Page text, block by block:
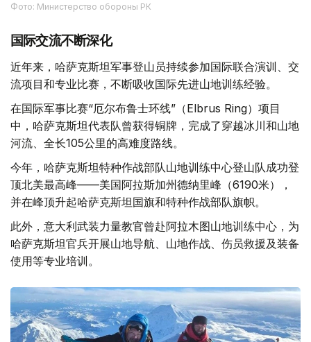
Фото: Министерство обороны РК
国际交流不断深化
近年来，哈萨克斯坦军事登山员持续参加国际联合演训、交
流项目和专业比赛，不断吸收国际先进山地训练经验。
在国际军事比赛“厄尔布鲁士环线”（Elbrus Ring）项目
中，哈萨克斯坦代表队曾获得铜牌，完成了穿越冰川和山地
河流、全长105公里的高难度路线。
今年，哈萨克斯坦特种作战部队山地训练中心登山队成功登
顶北美最高峰——美国阿拉斯加州德纳里峰（6190米），
并在峰顶升起哈萨克斯坦国旗和特种作战部队旗帜。
此外，意大利武装力量教官曾赴阿拉木图山地训练中心，为
哈萨克斯坦官兵开展山地导航、山地作战、伤员救援及装备
使用等专业培训。